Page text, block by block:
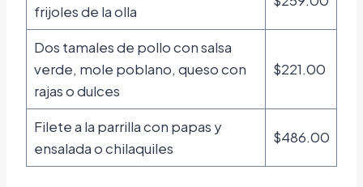
frijoles de la olla
Dos tamales de pollo con salsa
verde, mole poblano, queso con
rajas o dulces
$221.00
Filete a la parrilla con papas y
ensalada o chilaquiles
$486.00